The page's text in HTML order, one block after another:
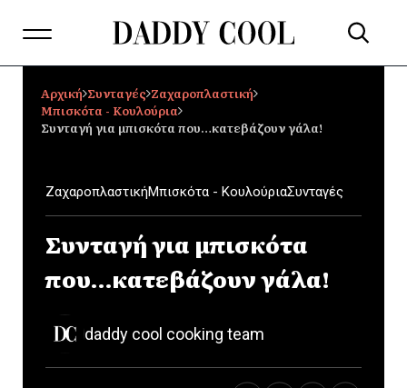
Αρχική Συνταγές Ζαχαροπλαστική
Μπισκότα - Κουλούρια
Συνταγή για μπισκότα που…κατεβάζουν γάλα!
ΖαχαροπλαστικήΜπισκότα - ΚουλούριαΣυνταγές
Συνταγή για μπισκότα
που…κατεβάζουν γάλα!
daddy cool cooking team